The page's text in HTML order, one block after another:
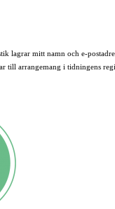
lagrar mitt namn och e-
till arrangemang i tidningens regi.